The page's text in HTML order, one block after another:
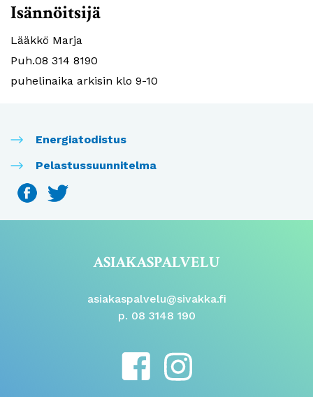
Isännöitsijä
Lääkkö Marja
Puh.08 314 8190
puhelinaika arkisin klo 9-10
Energiatodistus
Pelastussuunnitelma
ASIAKASPALVELU
asiakaspalvelu@sivakka.fi
p. 08 3148 190